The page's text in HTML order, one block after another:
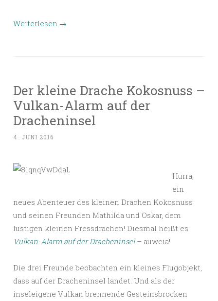
Weiterlesen →
Der kleine Drache Kokosnuss –
Vulkan-Alarm auf der
Dracheninsel
4. JUNI 2016
Hurra,
ein
neues Abenteuer des kleinen Drachen Kokosnuss
und seinen Freunden Mathilda und Oskar, dem
lustigen kleinen Fressdrachen! Diesmal heißt es:
Vulkan-Alarm auf der Dracheninsel– auweia!
Die drei Freunde beobachten ein kleines Flugobjekt,
dass auf der Dracheninsel landet. Und als der
inseleigene Vulkan brennende Gesteinsbrocken